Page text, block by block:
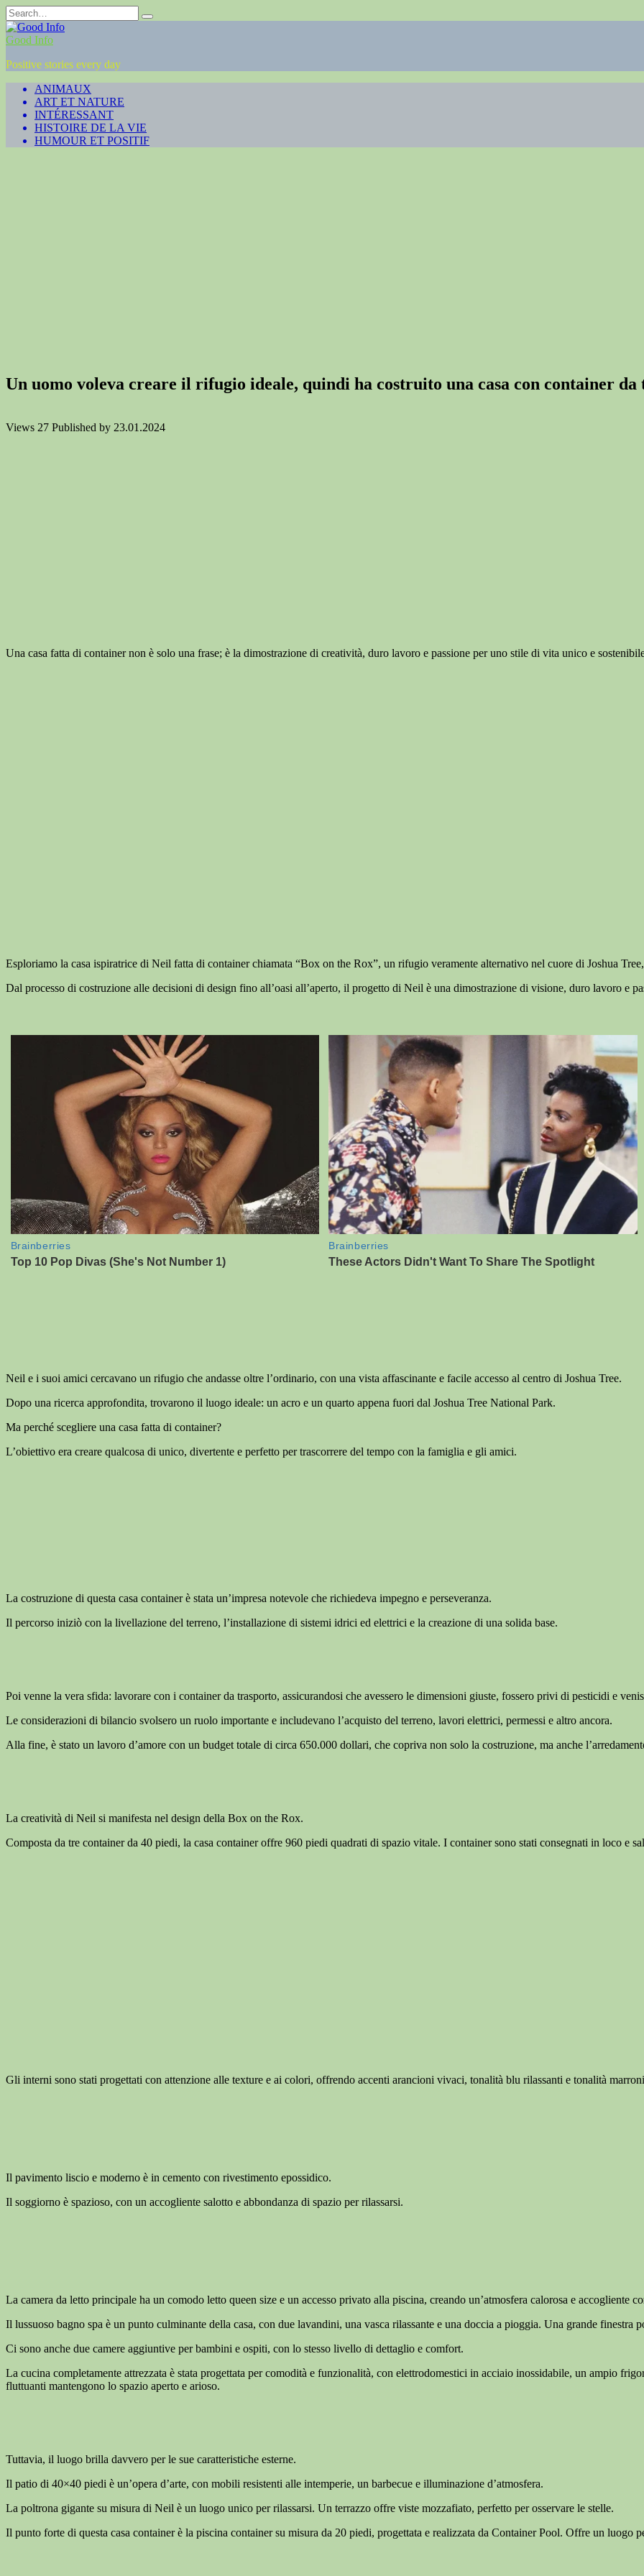
Skip
to
content
Search
for:
Good Info
Positive stories every day
ANIMAUX
ART ET NATURE
INTÉRESSANT
HISTOIRE DE LA VIE
HUMOUR ET POSITIF
Un uomo voleva creare il rifugio ideale, quindi ha costruito una casa con container
Views 27 Published by 23.01.2024
Una casa fatta di container non è solo una frase; è la dimostrazione di creatività, duro lavoro e passione per uno stile di vita unico e
Esploriamo la casa ispiratrice di Neil fatta di container chiamata “Box on the Rox”, un rifugio veramente alternativo nel cuore di Joshua
Dal processo di costruzione alle decisioni di design fino all’oasi all’aperto, il progetto di Neil è una dimostrazione di visione, duro lavoro e
Neil e i suoi amici cercavano un rifugio che andasse oltre l’ordinario, con una vista affascinante e facile accesso al centro di Joshua Tree.
Dopo una ricerca approfondita, trovarono il luogo ideale: un acro e un quarto appena fuori dal Joshua Tree National Park.
Ma perché scegliere una casa fatta di container?
L’obiettivo era creare qualcosa di unico, divertente e perfetto per trascorrere del tempo con la famiglia e gli amici.
La costruzione di questa casa container è stata un’impresa notevole che richiedeva impegno e perseveranza.
Il percorso iniziò con la livellazione del terreno, l’installazione di sistemi idrici ed elettrici e la creazione di una solida base.
Poi venne la vera sfida: lavorare con i container da trasporto, assicurandosi che avessero le dimensioni giuste, fossero privi di pesticidi e
Le considerazioni di bilancio svolsero un ruolo importante e includevano l’acquisto del terreno, lavori elettrici, permessi e altro ancora.
Alla fine, è stato un lavoro d’amore con un budget totale di circa 650.000 dollari, che copriva non solo la costruzione, ma anche
La creatività di Neil si manifesta nel design della Box on the Rox.
Composta da tre container da 40 piedi, la casa container offre 960 piedi quadrati di spazio vitale. I container sono stati consegnati in loco e
Gli interni sono stati progettati con attenzione alle texture e ai colori, offrendo accenti arancioni vivaci, tonalità blu rilassanti e tonalità
Il pavimento liscio e moderno è in cemento con rivestimento epossidico.
Il soggiorno è spazioso, con un accogliente salotto e abbondanza di spazio per rilassarsi.
La camera da letto principale ha un comodo letto queen size e un accesso privato alla piscina, creando un’atmosfera calorosa e accogliente
Il lussuoso bagno spa è un punto culminante della casa, con due lavandini, una vasca rilassante e una doccia a pioggia. Una grande finestra
Ci sono anche due camere aggiuntive per bambini e ospiti, con lo stesso livello di dettaglio e comfort.
La cucina completamente attrezzata è stata progettata per comodità e funzionalità, con elettrodomestici in acciaio inossidabile, un ampio
fluttuanti mantengono lo spazio aperto e arioso.
Tuttavia, il luogo brilla davvero per le sue caratteristiche esterne.
Il patio di 40×40 piedi è un’opera d’arte, con mobili resistenti alle intemperie, un barbecue e illuminazione d’atmosfera.
La poltrona gigante su misura di Neil è un luogo unico per rilassarsi. Un terrazzo offre viste mozzafiato, perfetto per osservare le stelle.
Il punto forte di questa casa container è la piscina container su misura da 20 piedi, progettata e realizzata da Container Pool. Offre un luogo